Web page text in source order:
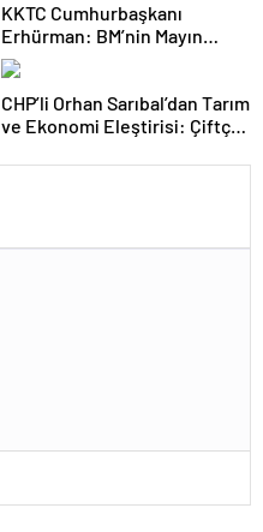
KKTC Cumhurbaşkanı
Erhürman: BM’nin Mayın
Temizleme Önerisi Rum
Tarafınca Reddedildi
CHP’li Orhan Sarıbal’dan Tarım
ve Ekonomi Eleştirisi: Çiftçi